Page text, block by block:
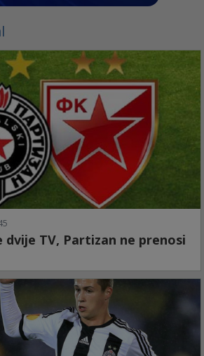
dvije TV, Partizan ne prenosi